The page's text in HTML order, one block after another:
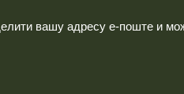
вашу адресу е-поште и